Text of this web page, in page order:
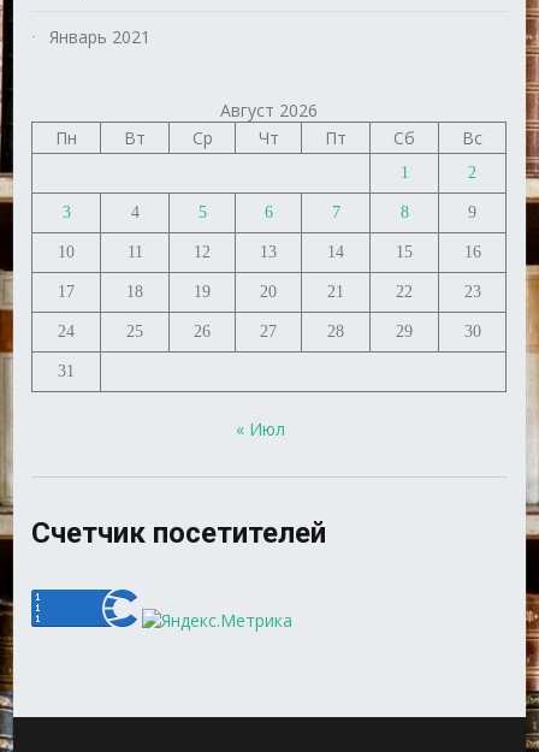
Январь 2021
Август 2026
Пн
Вт Ср Чт Пт Сб Вс
1 2
3 4 5 6 7 8 9
10 11 12 13 14 15 16
17 18 19 20 21 22 23
24 25 26 27 28 29 30
31
« Июл
Счетчик посетителей